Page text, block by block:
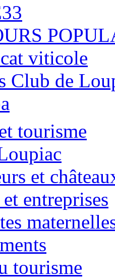
viticole
Club de
tourisme
et
entreprises
tourisme